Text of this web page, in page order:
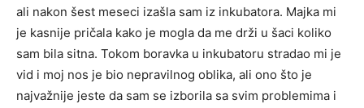
ali nakon šest meseci izašla sam iz inkubatora. Majka mi
je kasnije pričala kako je mogla da me drži u šaci koliko
sam bila sitna. Tokom boravka u inkubatoru stradao mi je
vid i moj nos je bio nepravilnog oblika, ali ono što je
najvažnije jeste da sam se izborila sa svim problemima i